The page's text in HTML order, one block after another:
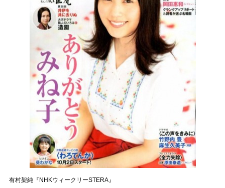
有村架純『NHKウィークリーSTERA』